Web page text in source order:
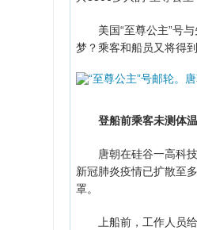
美国“至尊公主”号与
梦？乘客和船员又将得
登船前乘客未测体
唐朝在硅谷一高科技
新冠肺炎疫情已扩散至
罩。
上船前，工作人员给